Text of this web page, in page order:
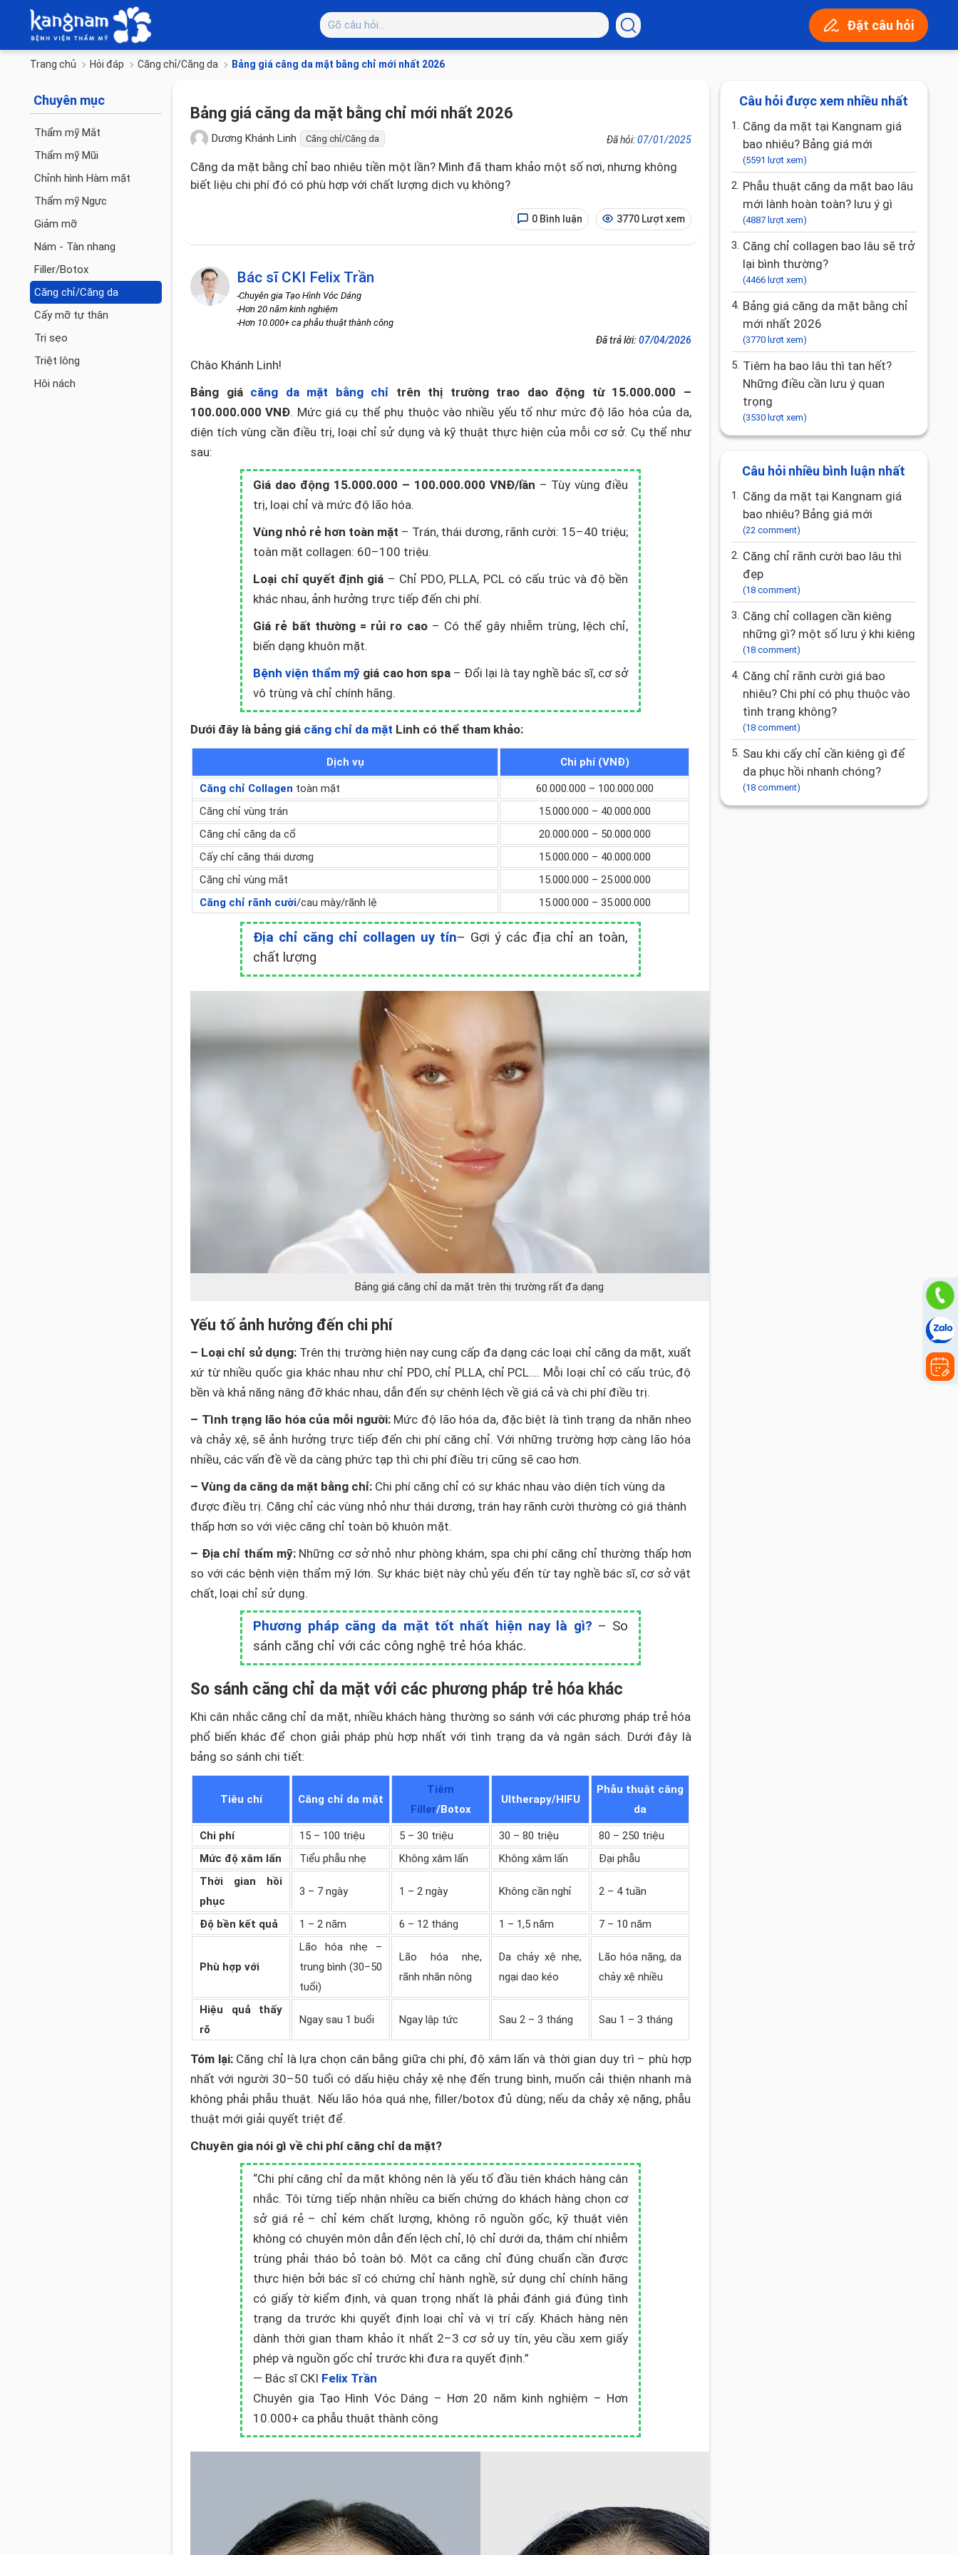
Đặt câu hỏi
Trang chủ Hỏi đáp Căng chỉ/Căng da Bảng giá căng da mặt bằng chỉ mới nhất 2026
Chuyên mục
Thẩm mỹ Mắt
Thẩm mỹ Mũi
Chỉnh hình Hàm mặt
Thẩm mỹ Ngực
Giảm mỡ
Nám - Tàn nhang
Filler/Botox
Căng chỉ/Căng da
Cấy mỡ tự thân
Trị sẹo
Triệt lông
Hôi nách
Bảng giá căng da mặt bằng chỉ mới nhất 2026
Dương Khánh Linh Căng chỉ/Căng da Đã hỏi:07/01/2025
Căng da mặt bằng chỉ bao nhiêu tiền một lần? Mình đã tham khảo một số nơi, nhưng không
biết liệu chi phí đó có phù hợp với chất lượng dịch vụ không?
0 Bình luận 3770 Lượt xem
Bác sĩ CKI Felix Trần
-Chuyên gia Tạo Hình Vóc Dáng
-Hơn 20 năm kinh nghiệm
-Hơn 10.000+ ca phẫu thuật thành công
Đã trả lời: 07/04/2026
Chào Khánh Linh!
Bảng giá căng da mặt bằng chỉ trên thị trường trao dao động từ 15.000.000 –
100.000.000 VNĐ. Mức giá cụ thể phụ thuộc vào nhiều yếu tố như mức độ lão hóa của da,
diện tích vùng cần điều trị, loại chỉ sử dụng và kỹ thuật thực hiện của mỗi cơ sở. Cụ thể như
sau:
Giá dao động 15.000.000 – 100.000.000 VNĐ/lần – Tùy vùng điều
trị, loại chỉ và mức độ lão hóa.
Vùng nhỏ rẻ hơn toàn mặt – Trán, thái dương, rãnh cười: 15–40 triệu;
toàn mặt collagen: 60–100 triệu.
Loại chỉ quyết định giá – Chỉ PDO, PLLA, PCL có cấu trúc và độ bền
khác nhau, ảnh hưởng trực tiếp đến chi phí.
Giá rẻ bất thường = rủi ro cao– Có thể gây nhiễm trùng, lệch chỉ,
biến dạng khuôn mặt.
Bệnh viện thẩm mỹ giá cao hơn spa– Đổi lại là tay nghề bác sĩ, cơ sở
vô trùng và chỉ chính hãng.
Dưới đây là bảng giá căng chỉ da mặt Linh có thể tham khảo:
Dịch vụ Chi phí (VNĐ)
Căng chỉ Collagen toàn mặt
60.000.000 – 100.000.000
Căng chỉ vùng trán
15.000.000 – 40.000.000
Căng chỉ căng da cổ
20.000.000 – 50.000.000
Cấy chỉ căng thái dương
15.000.000 – 40.000.000
Căng chỉ vùng mắt
15.000.000 – 25.000.000
Căng chỉ rãnh cười/cau mày/rãnh lệ 15.000.000 – 35.000.000
Địa chỉ căng chỉ collagen uy tín– Gợi ý các địa chỉ an toàn,
chất lượng
Bảng giá căng chỉ da mặt trên thị trường rất đa dạng
Yếu tố ảnh hưởng đến chi phí
– Loại chỉ sử dụng:Trên thị trường hiện nay cung cấp đa dạng các loại chỉ căng da mặt, xuất
xứ từ nhiều quốc gia khác nhau như chỉ PDO, chỉ PLLA, chỉ PCL…. Mỗi loại chỉ có cấu trúc, độ
bền và khả năng nâng đỡ khác nhau, dẫn đến sự chênh lệch về giá cả và chi phí điều trị.
– Tình trạng lão hóa của mỗi người:Mức độ lão hóa da, đặc biệt là tình trạng da nhăn nheo
và chảy xệ, sẽ ảnh hưởng trực tiếp đến chi phí căng chỉ. Với những trường hợp càng lão hóa
nhiều, các vấn đề về da càng phức tạp thì chi phí điều trị cũng sẽ cao hơn.
– Vùng da căng da mặt bằng chỉ: Chi phí căng chỉ có sự khác nhau vào diện tích vùng da
được điều trị. Căng chỉ các vùng nhỏ như thái dương, trán hay rãnh cười thường có giá thành
thấp hơn so với việc căng chỉ toàn bộ khuôn mặt.
– Địa chỉ thẩm mỹ:Những cơ sở nhỏ như phòng khám, spa chi phí căng chỉ thường thấp hơn
so với các bệnh viện thẩm mỹ lớn. Sự khác biệt này chủ yếu đến từ tay nghề bác sĩ, cơ sở vật
chất, loại chỉ sử dụng.
Phương pháp căng da mặt tốt nhất hiện nay là gì? – So
sánh căng chỉ với các công nghệ trẻ hóa khác.
So sánh căng chỉ da mặt với các phương pháp trẻ hóa khác
Khi cân nhắc căng chỉ da mặt, nhiều khách hàng thường so sánh với các phương pháp trẻ hóa
phổ biến khác để chọn giải pháp phù hợp nhất với tình trạng da và ngân sách. Dưới đây là
bảng so sánh chi tiết:
Tiêu chí Căng chỉ da mặt
Tiêm
Filler/Botox
Ultherapy/HIFU
Phẫu thuật căng
da
Chi phí 15 – 100 triệu 5 – 30 triệu 30 – 80 triệu
80 – 250 triệu
Mức độ xâm lấn
Tiểu phẫu nhẹ Không xâm lấn Không xâm lấn
Đại phẫu
Thời gian hồi
phục
3 – 7 ngày 1 – 2 ngày Không cần nghỉ 2 – 4 tuần
Độ bền kết quả 1 – 2 năm 6 – 12 tháng 1 – 1,5 năm 7 – 10 năm
Phù hợp với
Lão hóa nhẹ –
trung bình (30–50
tuổi)
Lão hóa nhẹ,
rãnh nhăn nông
Da chảy xệ nhẹ,
ngại dao kéo
Lão hóa nặng, da
chảy xệ nhiều
Hiệu quả thấy
rõ
Ngay sau 1 buổi Ngay lập tức Sau 2 – 3 tháng Sau 1 – 3 tháng
Tóm lại:Căng chỉ là lựa chọn cân bằng giữa chi phí, độ xâm lấn và thời gian duy trì – phù hợp
nhất với người 30–50 tuổi có dấu hiệu chảy xệ nhẹ đến trung bình, muốn cải thiện nhanh mà
không phải phẫu thuật. Nếu lão hóa quá nhẹ, filler/botox đủ dùng; nếu da chảy xệ nặng, phẫu
thuật mới giải quyết triệt để.
Chuyên gia nói gì về chi phí căng chỉ da mặt?
“Chi phí căng chỉ da mặt không nên là yếu tố đầu tiên khách hàng cân
nhắc. Tôi từng tiếp nhận nhiều ca biến chứng do khách hàng chọn cơ
sở giá rẻ – chỉ kém chất lượng, không rõ nguồn gốc, kỹ thuật viên
không có chuyên môn dẫn đến lệch chỉ, lộ chỉ dưới da, thậm chí nhiễm
trùng phải tháo bỏ toàn bộ. Một ca căng chỉ đúng chuẩn cần được
thực hiện bởi bác sĩ có chứng chỉ hành nghề, sử dụng chỉ chính hãng
có giấy tờ kiểm định, và quan trọng nhất là phải đánh giá đúng tình
trạng da trước khi quyết định loại chỉ và vị trí cấy. Khách hàng nên
dành thời gian tham khảo ít nhất 2–3 cơ sở uy tín, yêu cầu xem giấy
phép và nguồn gốc chỉ trước khi đưa ra quyết định.”
— Bác sĩ CKI Felix Trần
Chuyên gia Tạo Hình Vóc Dáng – Hơn 20 năm kinh nghiệm – Hơn
10.000+ ca phẫu thuật thành công
Câu hỏi được xem nhiều nhất
1. Căng da mặt tại Kangnam giá
bao nhiêu? Bảng giá mới
(5591 lượt xem)
2. Phẫu thuật căng da mặt bao lâu
mới lành hoàn toàn? lưu ý gì
(4887 lượt xem)
3. Căng chỉ collagen bao lâu sẽ trở
lại bình thường?
(4466 lượt xem)
4. Bảng giá căng da mặt bằng chỉ
mới nhất 2026
(3770 lượt xem)
5. tiêm ha bao lâu thì tan hết?
Những điều cần lưu ý quan
trọng
(3530 lượt xem)
Câu hỏi nhiều bình luận nhất
1. Căng da mặt tại Kangnam giá
bao nhiêu? Bảng giá mới
(22 comment)
2. Căng chỉ rãnh cười bao lâu thì
đẹp
(18 comment)
3. căng chỉ collagen cần kiêng
những gì? một số lưu ý khi kiêng
(18 comment)
4. Căng chỉ rãnh cười giá bao
nhiêu? Chi phí có phụ thuộc vào
tình trạng không?
(18 comment)
5. Sau khi cấy chỉ cần kiêng gì để
da phục hồi nhanh chóng?
(18 comment)